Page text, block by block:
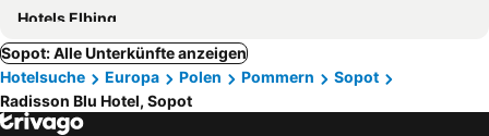
Hotels Elbing
Sopot: Alle Unterkünfte anzeigen
Hotelsuche
Europa Polen Pommern
Sopot
Radisson Blu Hotel, Sopot